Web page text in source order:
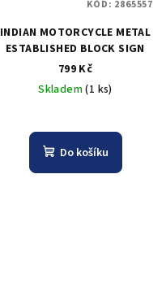
INDIAN MOTORCYCLE METAL
ESTABLISHED BLOCK SIGN
799 Kč
Skladem(1 ks)
Do košíku
KÓD: 2865557